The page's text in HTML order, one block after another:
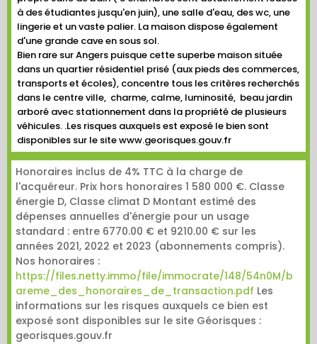
à des étudiantes jusqu'en juin), une salle d'eau, des wc, une
lingerie et un vaste palier. La maison dispose également
d'une grande cave en sous sol.
Bien rare sur Angers puisque cette superbe maison située
dans un quartier résidentiel prisé (aux pieds des commerces,
transports et écoles), concentre tous les critères recherchés
dans le centre ville, charme, calme, luminosité, beau jardin
arboré avec stationnement dans la propriété de plusieurs
véhicules. .Les risques auxquels est exposé le bien sont
disponibles sur le site www.georisques.gouv.fr
Honoraires inclus de 4% TTC à la charge de
l'acquéreur. Prix hors honoraires 1 580 000 €. Classe
énergie D, Classe climat D Montant estimé des
dépenses annuelles d'énergie pour un usage
standard : entre 6770.00 € et 9210.00 € sur les
années 2021, 2022 et 2023 (abonnements compris).
Nos honoraires :
https://files.netty.immo/file/immocrate/148/54n0M/b
areme_des_honoraires_de_transaction.pdf Les
informations sur les risques auxquels ce bien est
exposé sont disponibles sur le site Géorisques :
georisques.gouv.fr